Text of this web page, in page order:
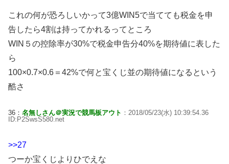
これの何が恐ろしいかって3億WIN5で当てても税金を申
告したら4割は持ってかれるってところ
WIN５の控除率が30%で税金申告分40%を期待値に表した
ら
100×0.7×0.6＝42%で何と宝くじ並の期待値になるという
酷さ
36： 名無しさん＠実況で競馬板アウト ：2018/05/23(水) 10:39:54.36
ID:P2SwsS580.net
>>27
つーか宝くじよりひでえな